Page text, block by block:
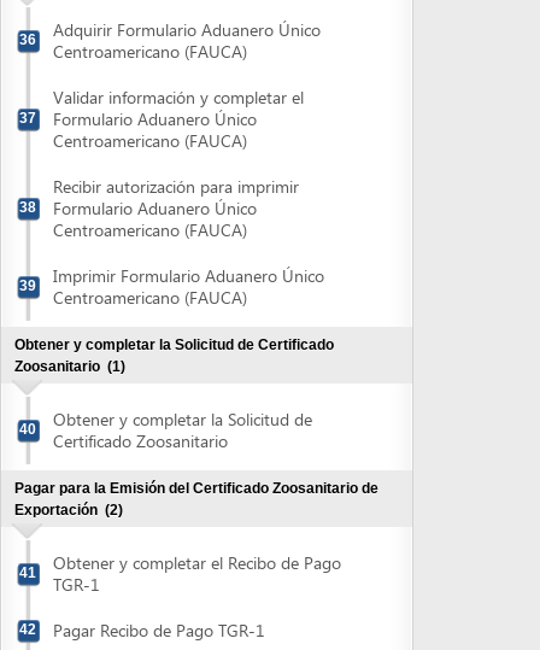
Obtener y completar la Solicitud de Certificado
Zoosanitario(1)
Certificado Zoosanitario
Pagar para la Emisión del Certificado Zoosanitario de
Obtener y completar el Recibo de Pago
TGR-1
42 Pagar Recibo de Pago TGR-1
Obtener Certificado Zoosanitario de Exportación
43 Retirar Recibo Oficial de OIRSA
44
Entregar Solicitud de Certificado
Zoosanitario de Exportación
45
Exportación
Pagar Servicio por Transporte de Datos a la Dirección
Ejecutiva de Ingresos (DEI)
Transporte de Datos de la DEI